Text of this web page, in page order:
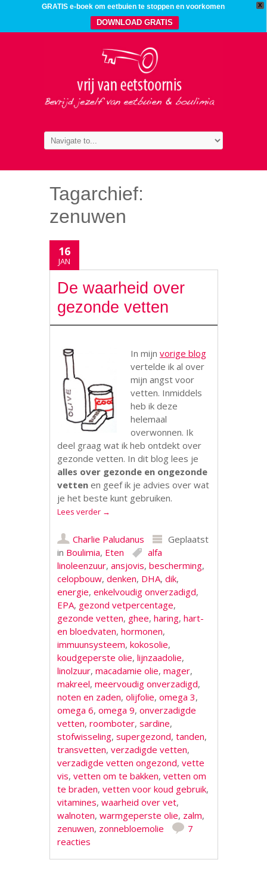
X
GRATIS e-boek om eetbuien te stoppen en voorkomen
DOWNLOAD GRATIS
Tagarchief:
zenuwen
16
JAN
De waarheid over
gezonde vetten
In mijn vorige blog
vertelde ik al over
mijn angst voor
vetten. Inmiddels
heb ik deze
helemaal
overwonnen. Ik
deel graag wat ik heb ontdekt over
gezonde vetten. In dit blog lees je
alles over gezonde en ongezonde
vetten en geef ik je advies over wat
je het beste kunt gebruiken.
Lees verder →
Charlie Paludanus
Geplaatst
in Boulimia, Eten
alfa
linoleenzuur,ansjovis,bescherming,
celopbouw,denken, DHA,dik,
energie,enkelvoudig onverzadigd,
EPA, gezond vetpercentage,
gezonde vetten, ghee,haring,hart-
en bloedvaten,hormonen,
immuunsysteem,kokosolie,
koudgeperste olie,lijnzaadolie,
linolzuur,macadamie olie,mager,
makreel,meervoudig onverzadigd,
noten en zaden,olijfolie,omega 3,
omega 6,omega 9,onverzadigde
vetten,roomboter,sardine,
stofwisseling,supergezond,tanden,
transvetten,verzadigde vetten,
verzadigde vetten ongezond,vette
vis,vetten om te bakken,vetten om
te braden,vetten voor koud gebruik,
vitamines,waarheid over vet,
walnoten,warmgeperste olie, zalm,
zenuwen, zonnebloemolie
7
reacties